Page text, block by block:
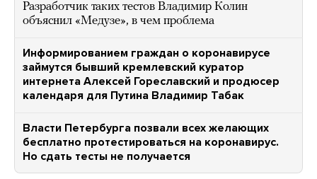
Разработчик таких тестов Владимир Колин
объяснил «Медузе», в чем проблема
Информированием граждан о коронавирусе
займутся бывший кремлевский куратор
интернета Алексей Гореславский и продюсер
календаря для Путина Владимир Табак
Власти Петербурга позвали всех желающих
бесплатно протестироваться на коронавирус.
Но сдать тесты не получается